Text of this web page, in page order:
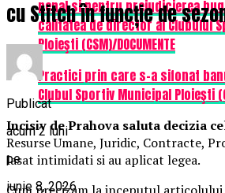
penal si pentru prejudicierea
calitatea de director al Clubului
Ploieşti (CSM)/DOCUMENTE
Practici prin care s-a sifonat
Clubul Sportiv Municipal Ploieşti
Incisiv de Prahova saluta decizia
Resurse Umane, Juridic, Contracte,
lasat intimidati si au aplicat legea.
cu Stitch în funcție de
Publicat
acum 2 luni
pe
iunie 8, 2026